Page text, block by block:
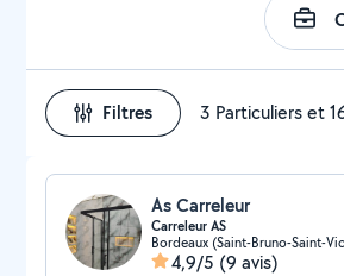
Filtres 3 Particuliers et
As Carreleur
Carreleur AS
Bordeaux (Saint-Bruno-Saint-
4,9/5 (9 avis)